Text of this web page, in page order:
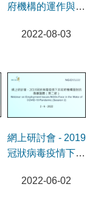
府機構的運作與個
2022-08-03
網上研討會 - 2019
冠狀病毒疫情下非
傭議題（第二節）
2022-06-02